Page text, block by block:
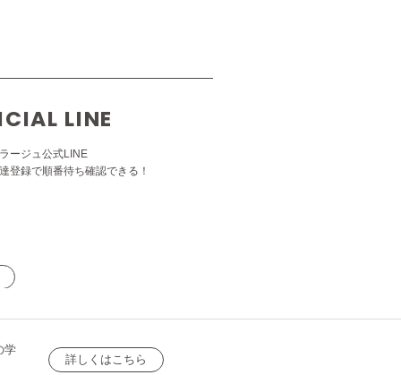
LINE
ージュ公式LINE
登録で順番待ち確認できる！
学
詳しくはこちら